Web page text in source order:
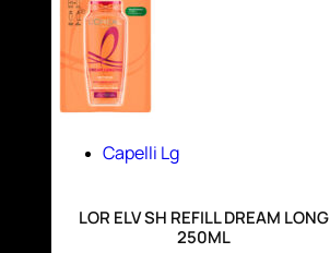
Capelli Lg
LOR ELV SH REFILL DREAM LONG
250ML